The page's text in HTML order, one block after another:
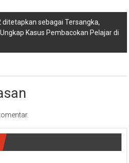
ditetapkan sebagai Tersangka,
Kasus Pembacokan Pelajar di